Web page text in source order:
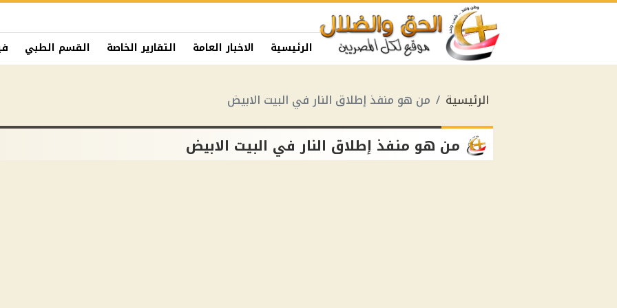
الرئيسية الاخبار العامة التقارير الخاصة القسم الطبي
الرئيسية من هو منفذ إطلاق النار في البيت الابيض
من هو منفذ إطلاق النار في البيت الابيض